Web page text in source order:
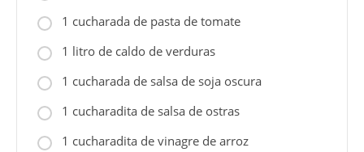
1 cucharada de pasta de tomate
1 litro de caldo de verduras
1 cucharada de salsa de soja oscura
1 cucharadita de salsa de ostras
1 cucharadita de vinagre de arroz